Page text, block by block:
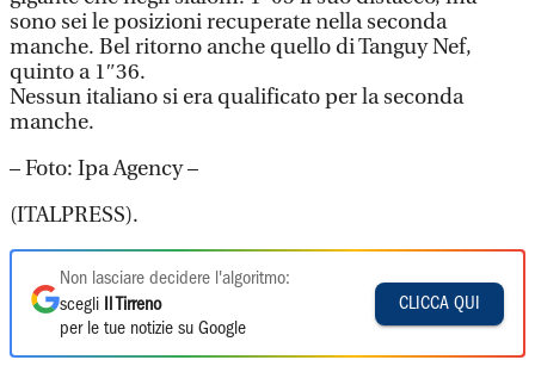
sono sei le posizioni recuperate nella seconda
manche. Bel ritorno anche quello di Tanguy Nef,
quinto a 1″36.
Nessun italiano si era qualificato per la seconda
manche.
– Foto: Ipa Agency –
(ITALPRESS).
Non lasciare decidere l'algoritmo:
scegli
Il Tirreno
per le tue notizie su Google
CLICCA QUI